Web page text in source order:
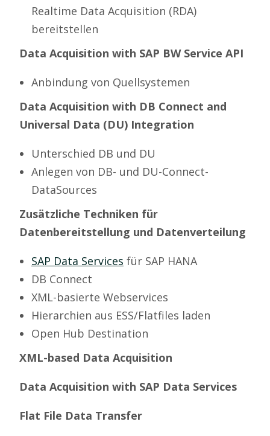
Realtime Data Acquisition (RDA)
bereitstellen
Data Acquisition with SAP BW Service API
Anbindung von Quellsystemen
Data Acquisition with DB Connect and
Universal Data (DU) Integration
Unterschied DB und DU
Anlegen von DB- und DU-Connect-
DataSources
Zusätzliche Techniken für
Datenbereitstellung und Datenverteilung
SAP Data Services für SAP HANA
DB Connect
XML-basierte Webservices
Hierarchien aus ESS/Flatfiles laden
Open Hub Destination
XML-based Data Acquisition
Data Acquisition with SAP Data Services
Flat File Data Transfer